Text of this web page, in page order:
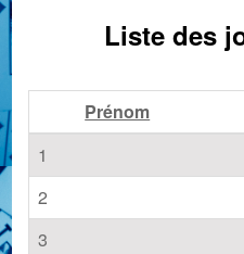
Liste des
Prénom
1
2
3